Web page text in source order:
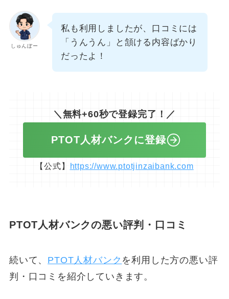
しゅんぼー
私も利用しましたが、口コミには
「うんうん」と頷ける内容ばかり
だったよ！
＼無料+60秒で登録完了！／
PTOT人材バンクに登録
【公式】 https://www.ptotjinzaibank.com
PTOT人材バンクの悪い評判・口コミ
続いて、 PTOT人材バンク を利用した方の悪い評
判・口コミを紹介していきます。